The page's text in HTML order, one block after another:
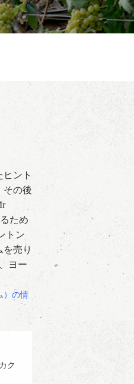
ント
その後
ため
トン
売り
ヨー
）の情
ク